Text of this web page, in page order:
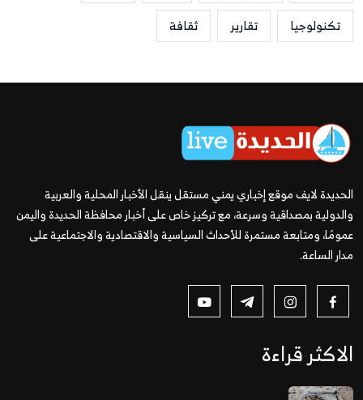
تكنولوجيا
تقارير ثقافة
الحديدة لايف موقع إخباري يمني مستقل ينقل الأخبار المحلية والعربية
والدولية بمصداقية وسرعة، مع تركيز خاص على أخبار محافظة الحديدة واليمن
عمومًا، ومتابعة مستمرة للأحداث السياسية والاقتصادية والاجتماعية على
مدار الساعة.
الاكثر قراءة